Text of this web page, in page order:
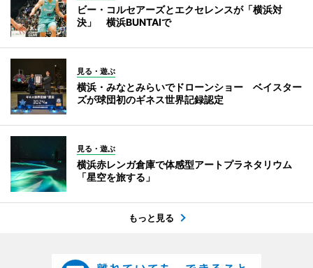
ビー・コルセアーズとエクセレンスが「横浜対
決」 横浜BUNTAIで
見る・遊ぶ
横浜・みなとみらいでドローンショー ベイスター
ズが球団初のギネス世界記録認定
見る・遊ぶ
横浜赤レンガ倉庫で体感型アートプラネタリウム
「星空を旅する」
もっと見る